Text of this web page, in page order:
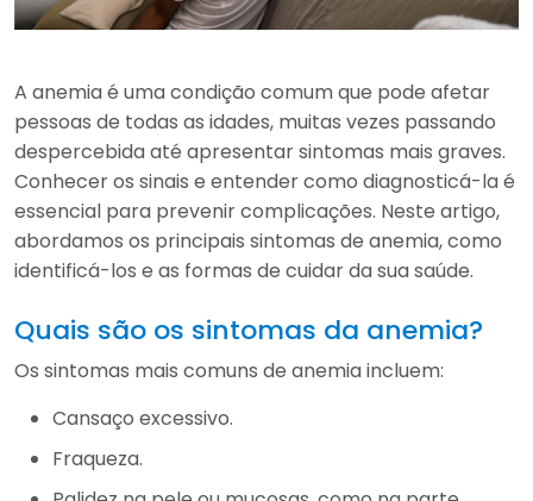
A anemia é uma condição comum que pode afetar
pessoas de todas as idades, muitas vezes passando
despercebida até apresentar sintomas mais graves.
Conhecer os sinais e entender como diagnosticá-la é
essencial para prevenir complicações. Neste artigo,
abordamos os principais sintomas de anemia, como
identificá-los e as formas de cuidar da sua saúde.
Quais são os sintomas da anemia?
Os sintomas mais comuns de anemia incluem:
Cansaço excessivo.
Fraqueza.